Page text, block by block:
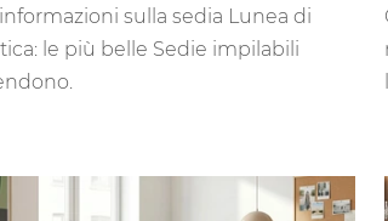
sulla sedia Lunea di
le più belle Sedie impilabili